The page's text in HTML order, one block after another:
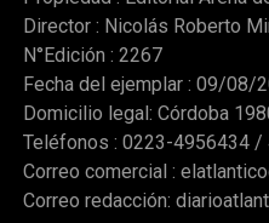
Director : Nicolás Roberto
N°Edición : 2267
Fecha del ejemplar : 09/08/
Domicilio legal: Córdoba
Teléfonos : 0223-4956434 /
Correo comercial :
Correo redacción: